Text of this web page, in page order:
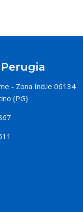
- Zona Ind.le 06134
(PG)